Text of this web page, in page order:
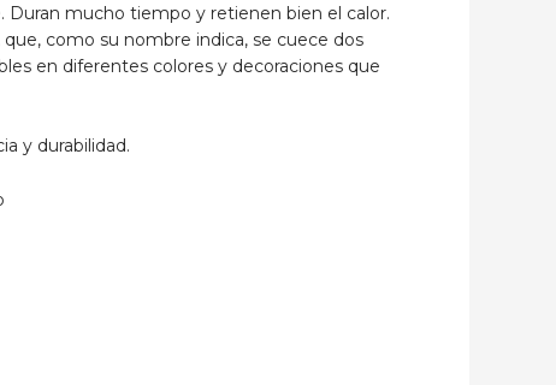
Duran mucho tiempo y retienen bien el calor.
como su nombre indica, se cuece dos
en diferentes colores y decoraciones que
y durabilidad.